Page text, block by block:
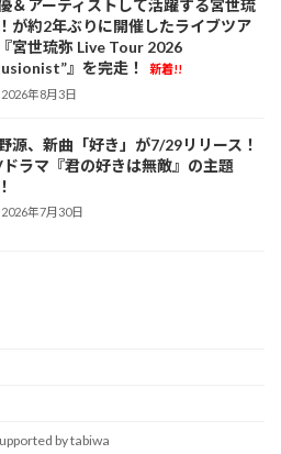
＆アーティストして活躍する宮世琉
が約2年ぶりに開催したライブツア
宮世琉弥 Live Tour 2026
』を完走！
新着!!
2026年8月3日
源、新曲「好き」が7/29リリース！
ラマ『君の好きは無敵』の主題
2026年7月30日
by tabiwa